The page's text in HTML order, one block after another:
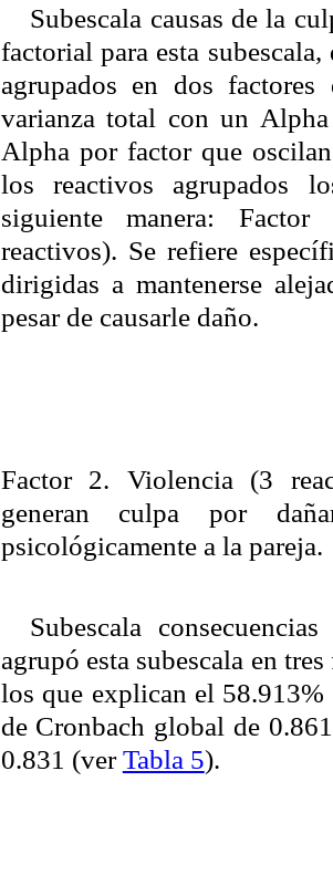
Subescala causas de la
factorial para esta subescala,
agrupados en dos
varianza total con un Alpha
Alpha por factor que
los reactivos agrupados
siguiente manera:
reactivos). Se refiere
dirigidas a mantenerse
pesar de causarle daño.
Factor 2. Violencia (3
generan culpa por
psicológicamente a la pareja.
Subescala
agrupó esta subescala en
los que explican el
de Cronbach global de
0.831 (verTabla 5).